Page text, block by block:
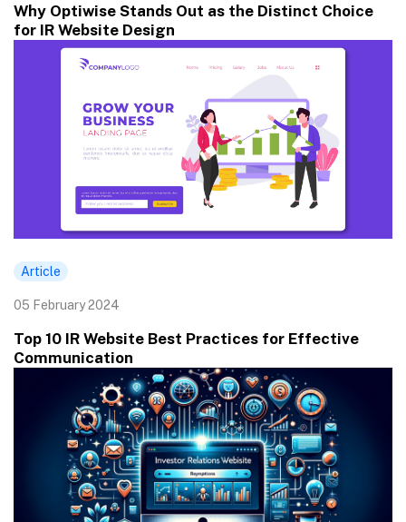
Why Optiwise Stands Out as the Distinct Choice
for IR Website Design
Article
05 February 2024
Top 10 IR Website Best Practices for Effective
Communication